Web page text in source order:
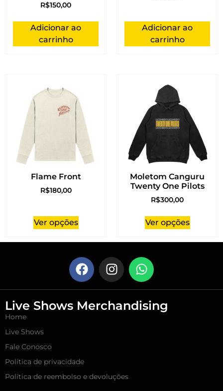
R$150,00
Adicionar ao
carrinho
Adicionar ao
carrinho
Flame Front
R$180,00
Ver opções
Moletom Canguru
Twenty One Pilots
R$300,00
Ver opções
Live Shows Merchandising
Home
Live Shows
Fale Conosco
Política de privacidade
Política de reembolso e devoluções